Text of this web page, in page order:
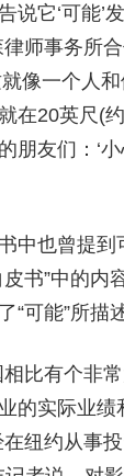
说它‘可能’
律师事务所
像一个人
在20英尺(
朋友们：‘
中也曾提到
书”中的内
“可能”所描
比有个非
的实际业
在纽约从事